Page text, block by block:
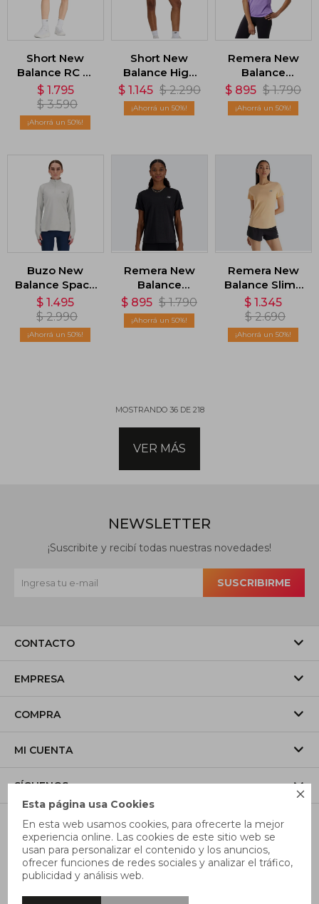

Esta página usa Cookies
En esta web usamos cookies, para ofrecerte la mejor
experiencia online. Las cookies de este sitio web se
usan para personalizar el contenido y los anuncios,
ofrecer funciones de redes sociales y analizar el tráfico,
publicidad y análisis web.
Short New
Balance RC 2-
in-1 - Violeta
$ 1.795
$ 3.590
50
Short New
Balance High
Rise 5 - Verde
$ 1.145 $ 2.290
50
Remera New
Balance
Impact Run -
Violeta
$ 895 $ 1.790
50
Buzo New
Balance Space
Dye 1/4 Zip -
Gris
$ 1.495
$ 2.990
50
Remera New
Balance
Athletics
Sleeve - Negro
$ 895 $ 1.790
50
Remera New
Balance Slim -
Naranja
$ 1.345
$ 2.690
50
MOSTRANDO 36DE 218
VER MÁS
CONTACTO
EMPRESA
COMPRA
MI CUENTA
SÍGUENOS
NEWSLETTER
¡Suscribite y recibí todas nuestras novedades!
SUSCRIBIRME